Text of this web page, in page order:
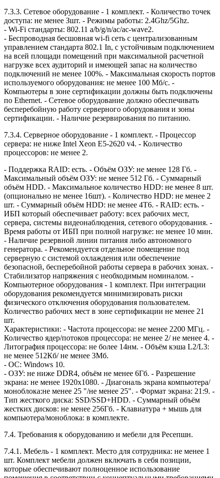
7.3.3. Сетевое оборудование - 1 комплект. - Количество точек
доступа: не менее Зшт. - Режимы работы: 2.4Ghz/5Ghz.
- Wi-Fi стандарты: 802.11 a/b/g/n/ac/ac-wave2.
- Беспроводная бесшовная wi-fi сеть с централизованным
управлением стандарта 802.1 In, с устойчивым подключением
на всей площади помещений при максимальной расчетной
нагрузке всех аудиторий и имеющей запас на количество
подключений не менее 100%. - Максимальная скорость портов
используемого оборудования: не менее 100 Мб/с. -
Компьютеры в зоне сертификации должны быть подключены
по Ethernet. - Сетевое оборудование должно обеспечивать
бесперебойную работу серверного оборудования и зоны
сертификации. - Наличие резервирования по питанию.
7.3.4. Серверное оборудование - 1 комплект. - Процессор
сервера: не ниже Intel Xeon Е5-2620 v4. - Количество
процессоров: не менее 2.
- Поддержка RAID: есть. - Объём ОЗУ: не менее 128 Гб. -
Максимальный объём ОЗУ: не менее 512 Гб. - Суммарный
объём HDD. - Максимальное количество HDD: не менее 8 шт.
(опционально не менее 16шт). - Количество HDD: не менее 2
шт. - Суммарный объём HDD: не менее 4Т6. - RAID: есть. -
ИБП который обеспечивает работу: всех рабочих мест,
сервера, системы видеонаблюдения, сетевого оборудования. -
Время работы от ИБП при полной нагрузке: не менее 10 мин.
- Наличие резервной линии питания либо автономного
генератора. - Рекомендуется отдельное помещение под
серверную с системой охлаждения или обеспечение
безопасной, бесперебойной работы сервера в рабочих зонах. -
Стабилизатор напряжения с необходимым номиналом. -
Компьютерное оборудования - 1 комплект. При интеграции
оборудования рекомендуется минимизировать риски
физического отключения оборудования пользователем.
Количество рабочих мест в зоне сертификации не менее 21
шт.
Характеристики: - Частота процессора: не менее 2200 МГц. -
Количество ядер/потоков процессора: не менее 2/ не менее 4. -
Литография процессора: не более 14нм. - Объём кэша L2/L3:
не менее 512Кб/ не менее 3Мб.
- ОС: Windows 10.
- ОЗУ: не ниже DDR4, объём не менее 6Гб. - Разрешение
экрана: не менее 1920x1080. - Диагональ экрана компьютера/
моноблока:не менее 25 "/не менее 25". - Формат экрана: 21:9. -
Тип жесткого диска: SSD/SSD+HDD. - Суммарный объём
жестких дисков: не менее 256Гб. - Клавиатура + мышь для
компьютера/моноблока: в комплекте.
7.4. Требования к оборудованию и мебели для Ресепшн.
7.4.1. Мебель - 1 комплект. Место для сотрудника: не менее 1
шт. Комплект мебели должен включать в себя позиции,
которые обеспечивают полноценное использование